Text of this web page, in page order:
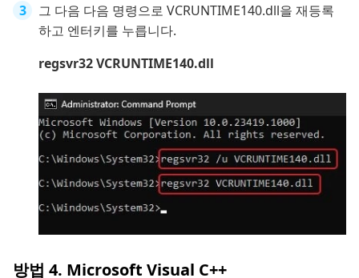
그 다음 다음 명령으로 VCRUNTIME140.dll을 재등록
하고 엔터키를 누릅니다.
regsvr32 VCRUNTIME140.dll
방법 4. Microsoft Visual C++